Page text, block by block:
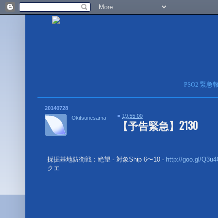
PSO2 緊急
20140728
【予告緊急】2130
採掘基地防衛戦：絶望 - 対象Ship 6〜10 - http://goo.gl/
クエ
Okitsunesama ■ 19:55:00